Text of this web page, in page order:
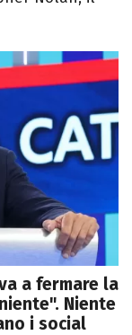
a fermare la
Niente
i social